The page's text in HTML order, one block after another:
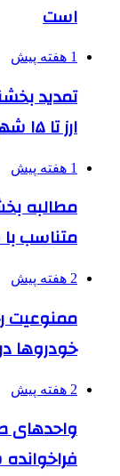
است
1 هفته پیش
تمدید
ارز تا ۱۵ شهریور
1 هفته پیش
مطالبه
متناسب
2 هفته پیش
ممنوعیت
خودروها
2 هفته پیش
واحدهای